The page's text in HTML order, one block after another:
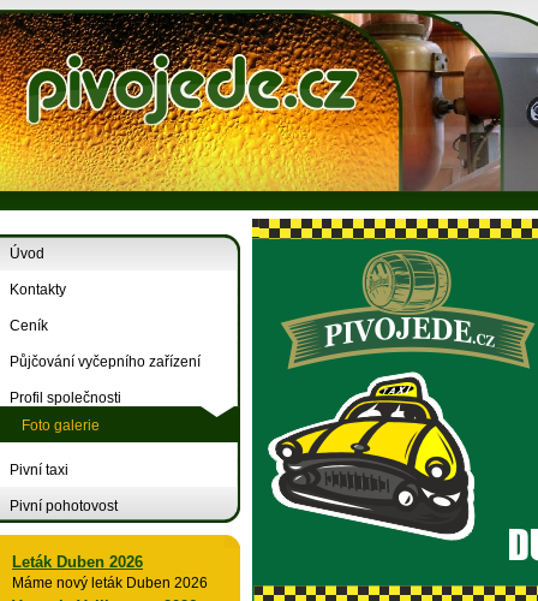
Úvod
Kontakty
Ceník
Půjčování vyčepního zařízení
Profil společnosti
Foto galerie
Pivní taxi
Pivní pohotovost
Leták Duben 2026
Máme nový leták Duben 2026